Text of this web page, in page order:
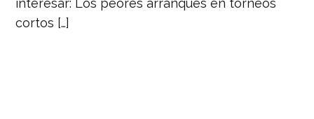
interesar: Los peores arranques en torneos
cortos […]